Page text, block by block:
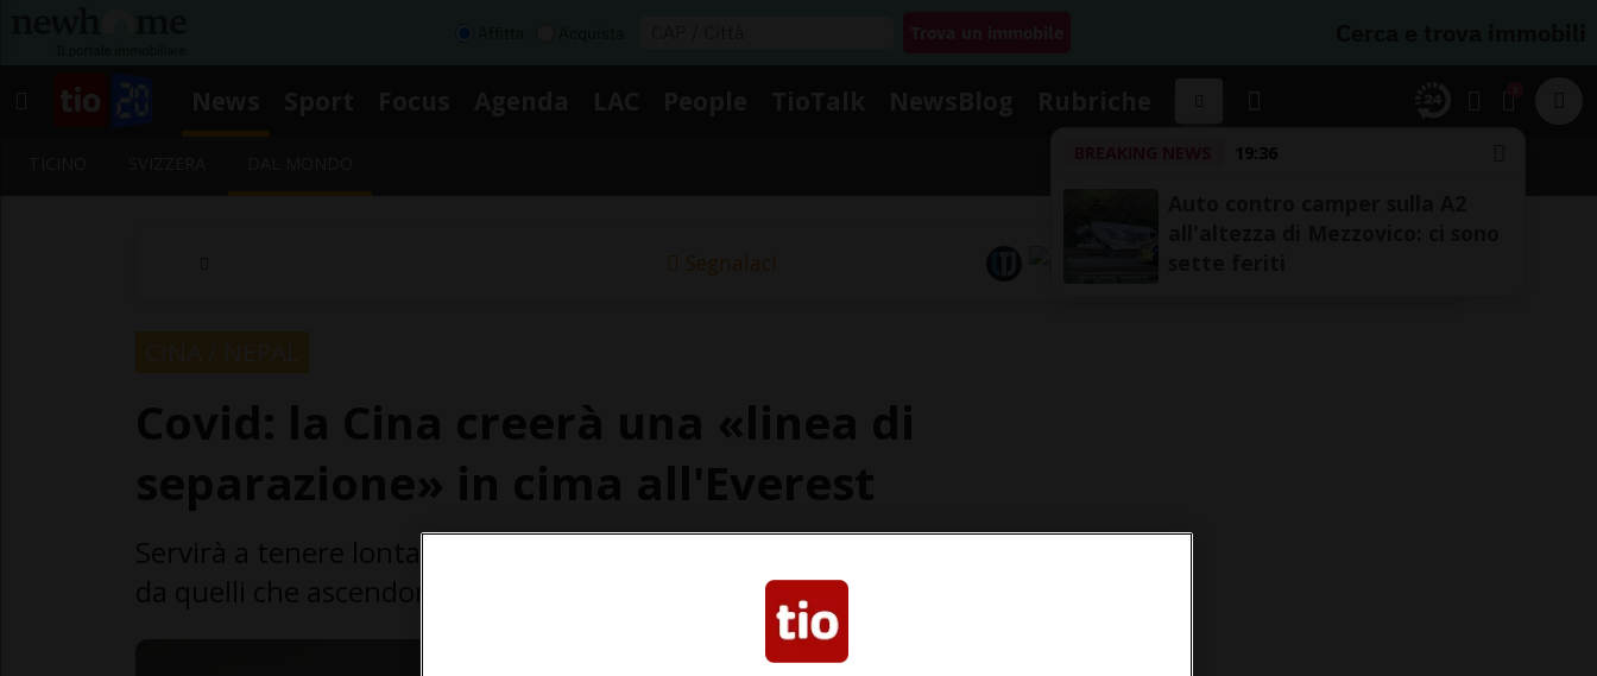
19:36
Segnalaci